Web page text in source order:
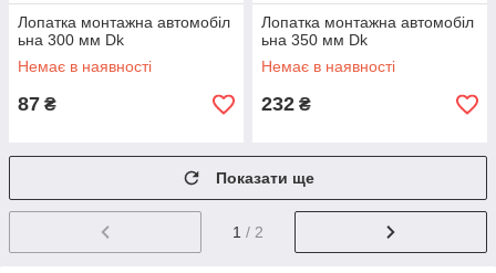
Лопатка монтажна автомобіл
ьна 300 мм Dk
Немає в наявності
87 ₴
Лопатка монтажна автомобіл
ьна 350 мм Dk
Немає в наявності
232 ₴
Показати ще
1 / 2